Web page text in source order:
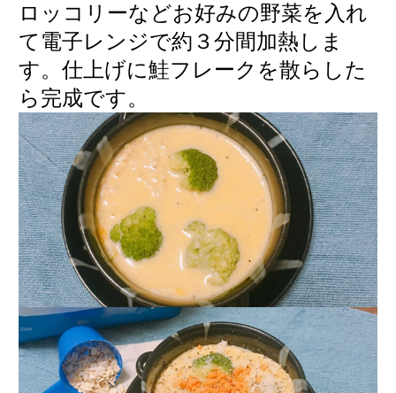
ロッコリーなどお好みの野菜を入れ
て電子レンジで約３分間加熱しま
す。仕上げに鮭フレークを散らした
ら完成です。